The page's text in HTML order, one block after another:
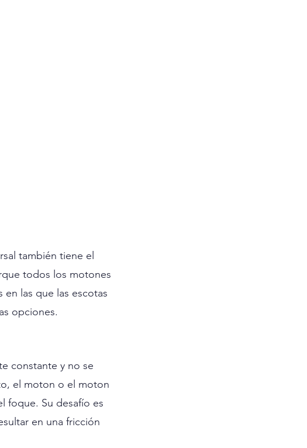
también tiene el
todos los motones
las que las escotas
opciones.
constante y no se
el moton o el moton
foque. Su desafío es
en una fricción